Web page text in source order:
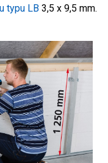
typu LB 3,5 x 9,5 mm.